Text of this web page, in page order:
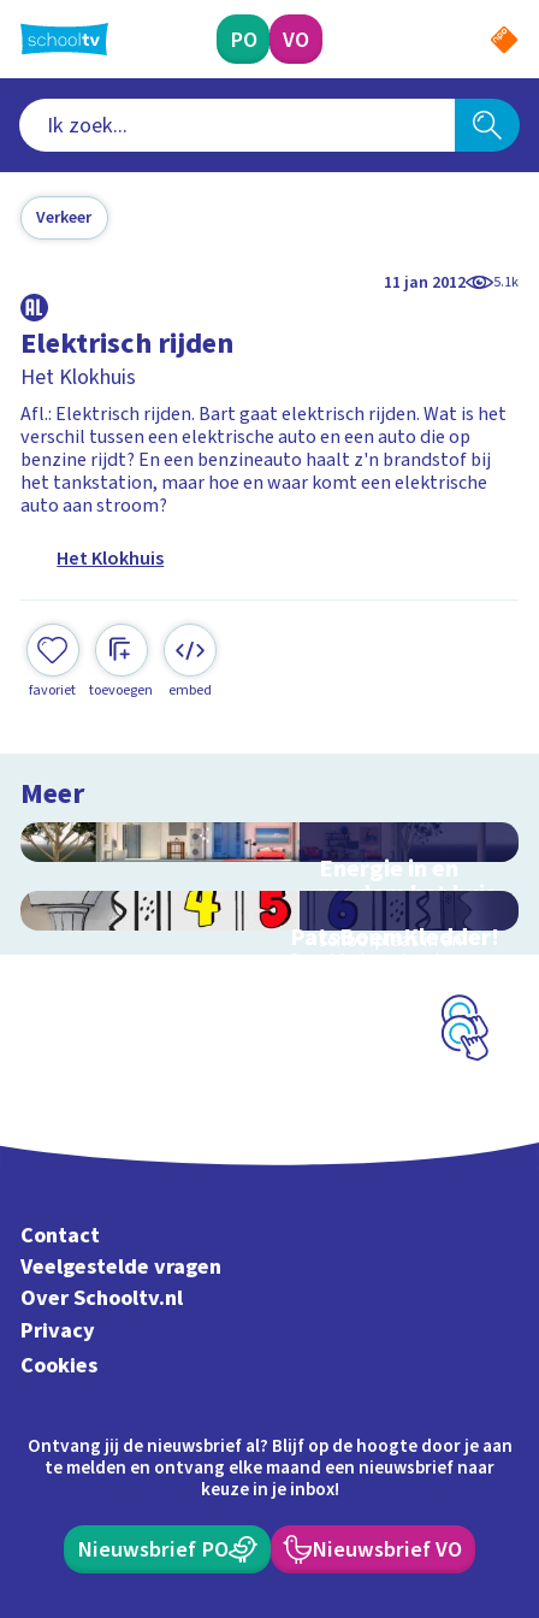
naar
hoofdinhoud
PO VO
Verkeer
11 jan 2012 5.1k
Elektrisch rijden
Het Klokhuis
Afl.: Elektrisch rijden. Bart gaat elektrisch rijden. Wat is het
verschil tussen een elektrische auto en een auto die op
benzine rijdt? En een benzineauto haalt z'n brandstof bij
het tankstation, maar hoe en waar komt een elektrische
auto aan stroom?
Het Klokhuis
favoriet toevoegen embed
Meer
Energie in en
rondom het huis
Interactieve
schoolplaat in en
rondom het huis
Schoolplaat
PatsBoemKledder!
Speel het spel en leer
Contact
Veelgestelde vragen
Over Schooltv.nl
Privacy
Cookies
Ontvang jij de nieuwsbrief al? Blijf op de hoogte door je aan
te melden en ontvang elke maand een nieuwsbrief naar
keuze in je inbox!
Nieuwsbrief PO Nieuwsbrief VO